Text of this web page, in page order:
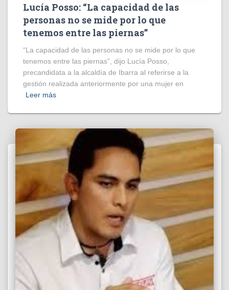
Lucía Posso: “La capacidad de las
personas no se mide por lo que
tenemos entre las piernas”
“La capacidad de las personas no se mide por lo que
tenemos entre las piernas”, dijo Lucía Posso,
precandidata a la alcaldía de Ibarra al referirse a la
gestión realizada anteriormente por una mujer en
Leer más